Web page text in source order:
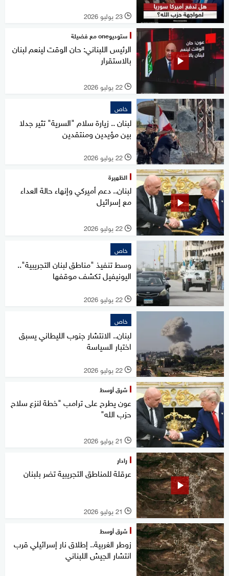
l 23 يوليو 2026
ستوديوone مع فضيلة
الرئيس اللبناني: حان الوقت لينعم لبنان
بالاستقرار
l 22 يوليو 2026
خاص
لبنان .. زيارة سلام "السرية" تثير جدلا
بين مؤيدين ومنتقدين
l 22 يوليو 2026
الظهيرة
لبنان.. دعم أميركي وإنهاء حالة العداء
مع إسرائيل
l 22 يوليو 2026
خاص
وسط تنفيذ "مناطق لبنان التجريبية"..
اليونيفيل تكشف موقفها
l 22 يوليو 2026
خاص
لبنان.. الانتشار جنوب الليطاني يسبق
اختبار السياسة
l 22 يوليو 2026
شرق أوسط
عون يطرح على ترامب "خطة لنزع سلاح
حزب الله"
l 21 يوليو 2026
رادار
عرقلة للمناطق التجريبية تضر بلبنان
l 21 يوليو 2026
شرق أوسط
زوطر الغربية.. إطلاق نار إسرائيلي قرب
انتشار الجيش اللبناني